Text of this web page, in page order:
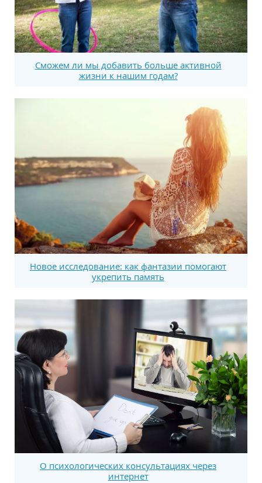
Сможем ли мы добавить больше активной
жизни к нашим годам?
Новое исследование: как фантазии помогают
укрепить память
О психологических консультациях через
интернет